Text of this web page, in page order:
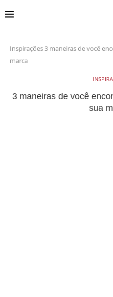
Inspirações3 maneiras de você
marca
3 maneiras de você
sua